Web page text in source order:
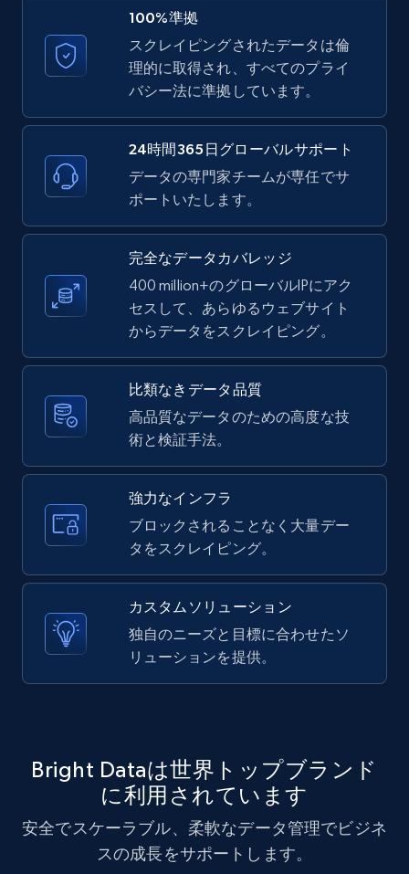
by Explore page URL
URL, Title, Youtuber, Youtuber md5, Video url,
Video length, Likes, Views, and more.
Youtube - Videos posts - Discovery videos
URL, Title, Youtuber, Youtuber md5, Video url,
Video length, Likes, Views, and more.
8.1K+ 716+ 無料トライアル
Amazon Reviews
URL, Product name, Product rating, Product
Author name, Asin, and more.
7.4K+ 870+ 無料トライアル
TikTok - Posts
URL, Post id, Description, Create time, Digg
count, Share count, Collect count, Comment
count, and more.
TikTok - Posts - Input specific profile URL to
get posts published by it
100%準拠
スクレイピングされたデータは倫
理的に取得され、すべてのプライ
バシー法に準拠しています。
24時間365日グローバルサポート
データの専門家チームが専任でサ
ポートいたします。
完全なデータカバレッジ
400 million+のグローバルIPにアク
セスして、あらゆるウェブサイト
からデータをスクレイピング。
比類なきデータ品質
高品質なデータのための高度な技
術と検証手法。
強力なインフラ
ブロックされることなく大量デー
タをスクレイピング。
カスタムソリューション
独自のニーズと目標に合わせたソ
リューションを提供。
Bright Dataは世界トップブランド
に利用されています
安全でスケーラブル、柔軟なデータ管理でビジネ
スの成長をサポートします。